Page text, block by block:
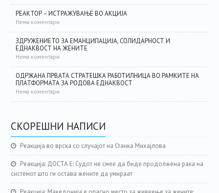
РЕАКТОР – ИСТРАЖУВАЊЕ ВО АКЦИЈА
Нема коментари
ЗДРУЖЕНИЕТО ЗА ЕМАНЦИПАЦИЈА, СОЛИДАРНОСТ И
ЕДНАКВОСТ НА ЖЕНИТЕ
Нема коментари
ОДРЖАНА ПРВАТА СТРАТЕШКА РАБОТИЛНИЦА ВО РАМКИТЕ НА
ПЛАТФОРМАТА ЗА РОДОВА ЕДНАКВОСТ
Нема коментари
СКОРЕШНИ НАПИСИ
Реакција во врска со случајот на Станка Михајлова
Реакција: ДОСТА Е: Судот не смее да биде продолжена рака на
системот што ги остава жените да умираат